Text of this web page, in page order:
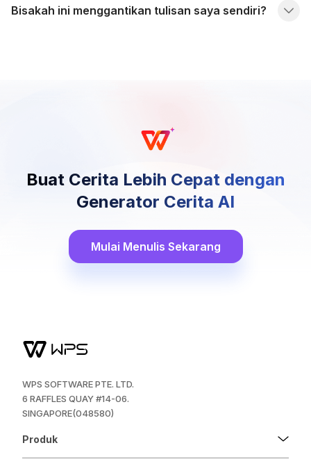
Bisakah ini menggantikan tulisan saya sendiri?
Buat Cerita Lebih Cepat dengan
Generator Cerita AI
Mulai Menulis Sekarang
WPS SOFTWARE PTE. LTD.
6 RAFFLES QUAY #14-06.
SINGAPORE(048580)
Produk